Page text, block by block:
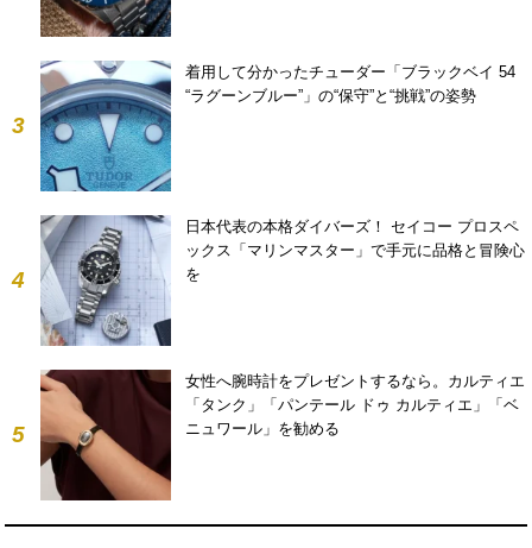
3
着用して分かったチューダー「ブラックベイ 54
“ラグーンブルー”」の“保守”と“挑戦”の姿勢
4
日本代表の本格ダイバーズ！ セイコー プロスペ
ックス「マリンマスター」で手元に品格と冒険心
を
5
女性へ腕時計をプレゼントするなら。カルティエ
「タンク」「パンテール ドゥ カルティエ」「ベ
ニュワール」を勧める